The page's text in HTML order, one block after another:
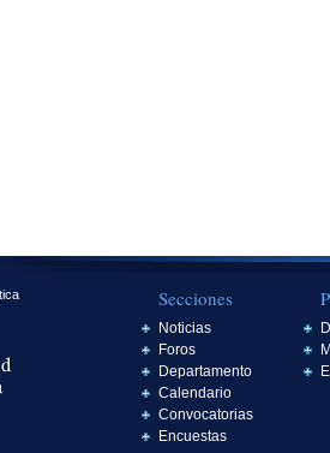
Secciones
Noticias
Foros
Departamento
Calendario
Convocatorias
Encuestas